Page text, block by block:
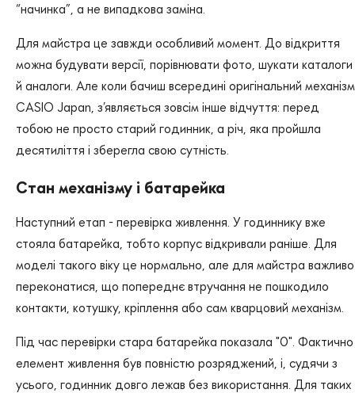
“начинка”, а не випадкова заміна.
Для майстра це завжди особливий момент. До відкриття
можна будувати версії, порівнювати фото, шукати каталоги
й аналоги. Але коли бачиш всередині оригінальний механізм
CASIO Japan, з’являється зовсім інше відчуття: перед
тобою не просто старий годинник, а річ, яка пройшла
десятиліття і зберегла свою сутність.
Стан механізму і батарейка
Наступний етап - перевірка живлення. У годиннику вже
стояла батарейка, тобто корпус відкривали раніше. Для
моделі такого віку це нормально, але для майстра важливо
переконатися, що попереднє втручання не пошкодило
контакти, котушку, кріплення або сам кварцовий механізм.
Під час перевірки стара батарейка показала "0". Фактично
елемент живлення був повністю розряджений, і, судячи з
усього, годинник довго лежав без використання. Для таких